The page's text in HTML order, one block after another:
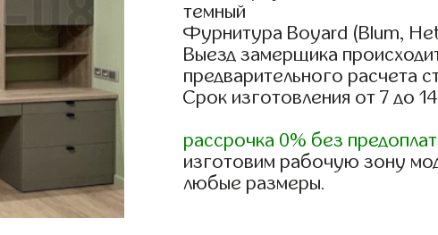
темный
Фурнитура Boyard (Blum,
Выезд замерщика
предварительного расчета
Срок изготовления от 7 до
рассрочка 0% без
изготовим рабочую зону
любые размеры.